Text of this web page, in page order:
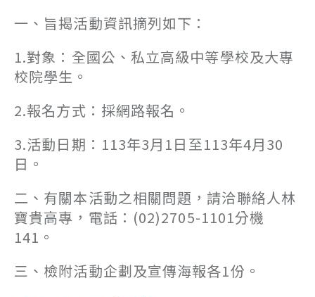
一、旨揭活動資訊摘列如下：
1.對象：全國公、私立高級中等學校及大專
校院學生。
2.報名方式：採網路報名。
3.活動日期：113年3月1日至113年4月30
日。
二、有關本活動之相關問題，請洽聯絡人林
寶貴高專，電話：(02)2705-1101分機
141。
三、檢附活動企劃及宣傳海報各1份。